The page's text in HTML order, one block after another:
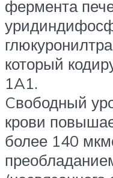
фермента
который
1A1.
Cвободный
крови
более 140